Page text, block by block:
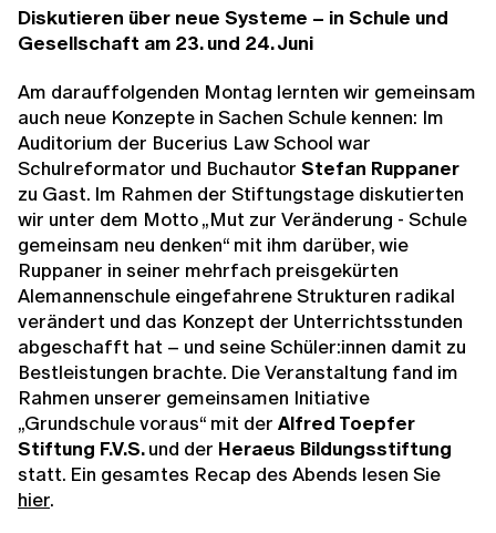
Diskutieren über neue Systeme – in Schule und
Gesellschaft am 23. und 24. Juni
Am darauffolgenden Montag lernten wir gemeinsam
auch neue Konzepte in Sachen Schule kennen: Im
Auditorium der Bucerius Law School war
Schulreformator und Buchautor Stefan Ruppaner
zu Gast. Im Rahmen der Stiftungstage diskutierten
wir unter dem Motto „Mut zur Veränderung - Schule
gemeinsam neu denken“ mit ihm darüber, wie
Ruppaner in seiner mehrfach preisgekürten
Alemannenschule eingefahrene Strukturen radikal
verändert und das Konzept der Unterrichtsstunden
abgeschafft hat – und seine Schüler:innen damit zu
Bestleistungen brachte. Die Veranstaltung fand im
Rahmen unserer gemeinsamen Initiative
„Grundschule voraus“ mit der Alfred Toepfer
Stiftung F.V.S.und der Heraeus Bildungsstiftung
statt. Ein gesamtes Recap des Abends lesen Sie
hier.